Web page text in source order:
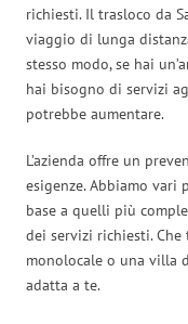
richiesti. Il trasloco da
viaggio di lunga
stesso modo, se hai
hai bisogno di servizi
potrebbe aumentare.
L’azienda offre un
esigenze. Abbiamo
base a quelli più
dei servizi richiesti.
monolocale o una villa
adatta a te.